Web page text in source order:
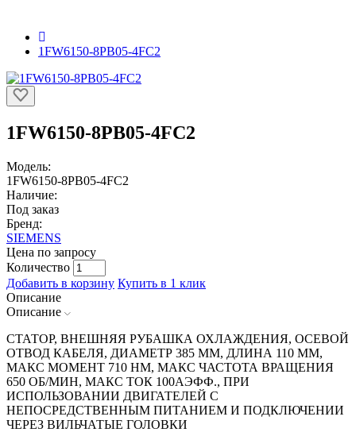
1FW6150-8PB05-4FC2
1FW6150-8PB05-4FC2
Модель:
1FW6150-8PB05-4FC2
Наличие:
Под заказ
Бренд:
SIEMENS
Цена по запросу
Количество
Добавить в корзину Купить в 1 клик
Описание
Описание
СТАТОР, ВНЕШНЯЯ РУБАШКА ОХЛАЖДЕНИЯ, ОСЕВОЙ
ОТВОД КАБЕЛЯ, ДИАМЕТР 385 ММ, ДЛИНА 110 ММ,
МАКС МОМЕНТ 710 HM, МАКС ЧАСТОТА ВРАЩЕНИЯ
650 ОБ/МИН, МАКС ТОК 100АЭФФ., ПРИ
ИСПОЛЬЗОВАНИИ ДВИГАТЕЛЕЙ С
НЕПОСРЕДСТВЕННЫМ ПИТАНИЕМ И ПОДКЛЮЧЕНИИ
ЧЕРЕЗ ВИЛЬЧАТЫЕ ГОЛОВКИ